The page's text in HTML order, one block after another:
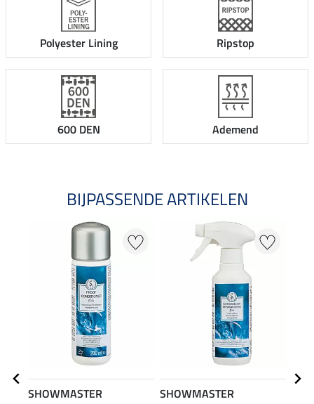
Polyester Lining Ripstop
600 DEN Ademend
BIJPASSENDE ARTIKELEN
SHOWMASTER
SHOWMASTER